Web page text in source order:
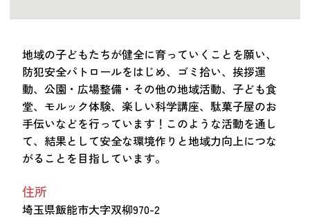
新着情報 音声読み上げ
会員登録
お問い合わせ
地域の子どもたちが健全に育っていくことを願い、
防犯安全パトロールをはじめ、ゴミ拾い、挨拶運
動、公園・広場整備・その他の地域活動、子ども食
堂、モルック体験、楽しい科学講座、駄菓子屋のお
手伝いなどを行っています！このような活動を通し
て、結果として安全な環境作りと地域力向上につな
がることを目指しています。
住所
埼玉県飯能市大字双柳970-2